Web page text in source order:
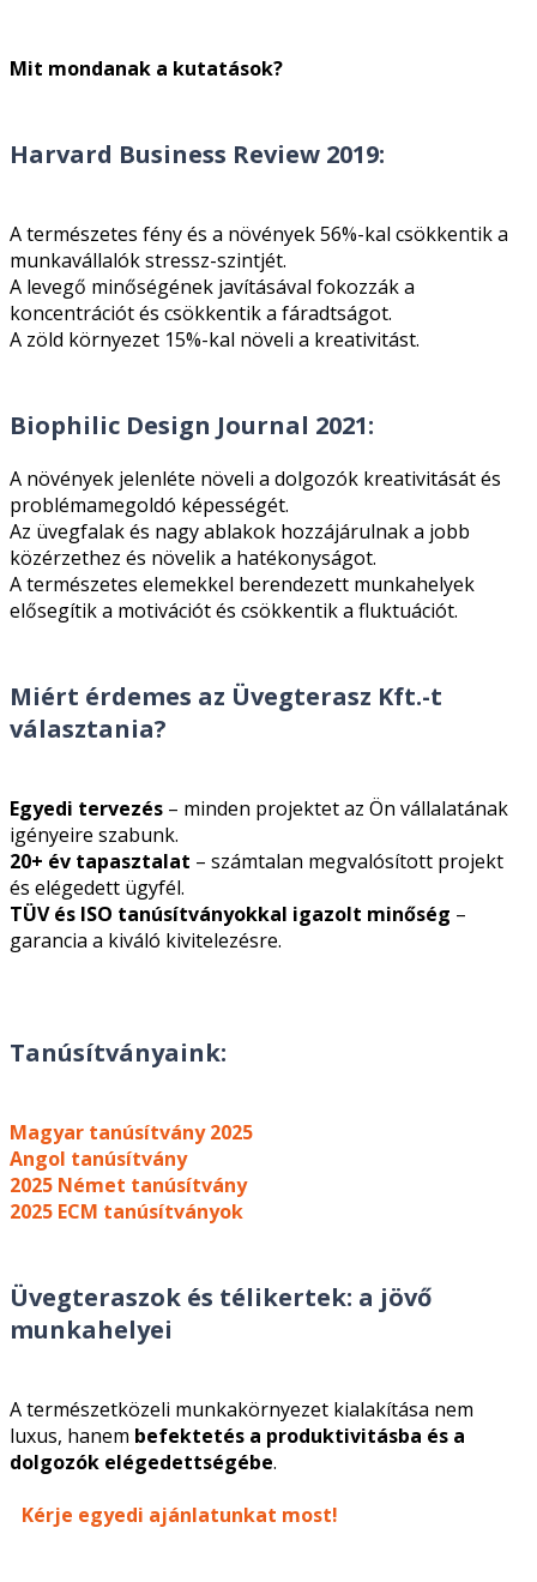
Mit mondanak a kutatások?
Harvard Business Review 2019:
A természetes fény és a növények 56%-kal csökkentik a
munkavállalók stressz-szintjét.
A levegő minőségének javításával fokozzák a
koncentrációt és csökkentik a fáradtságot.
A zöld környezet 15%-kal növeli a kreativitást.
Biophilic Design Journal 2021:
A növények jelenléte növeli a dolgozók kreativitását és
problémamegoldó képességét.
Az üvegfalak és nagy ablakok hozzájárulnak a jobb
közérzethez és növelik a hatékonyságot.
A természetes elemekkel berendezett munkahelyek
elősegítik a motivációt és csökkentik a fluktuációt.
Miért érdemes az Üvegterasz Kft.-t
választania?
Egyedi tervezés – minden projektet az Ön vállalatának
igényeire szabunk.
20+ év tapasztalat – számtalan megvalósított projekt
és elégedett ügyfél.
TÜV és ISO tanúsítványokkal igazolt minőség –
garancia a kiváló kivitelezésre.
Tanúsítványaink:
Magyar tanúsítvány 2025
Angol tanúsítvány
2025 Német tanúsítvány
2025 ECM tanúsítványok
Üvegteraszok és télikertek: a jövő
munkahelyei
A természetközeli munkakörnyezet kialakítása nem
luxus, hanem befektetés a produktivitásba és a
dolgozók elégedettségébe.
Kérje egyedi ajánlatunkat most!